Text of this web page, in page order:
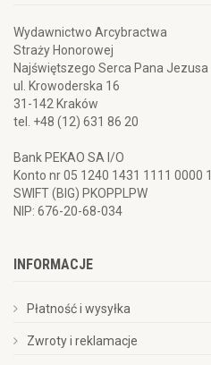
Wydawnictwo Arcybractwa
Straży Honorowej
Najświętszego Serca Pana Jezusa
ul. Krowoderska 16
31-142 Kraków
tel. +48 (12) 631 86 20
Bank PEKAO SA I/O
Konto nr 05 1240 1431 1111 0000
SWIFT (BIG) PKOPPLPW
NIP: 676-20-68-034
INFORMACJE
Płatność i wysyłka
Zwroty i reklamacje